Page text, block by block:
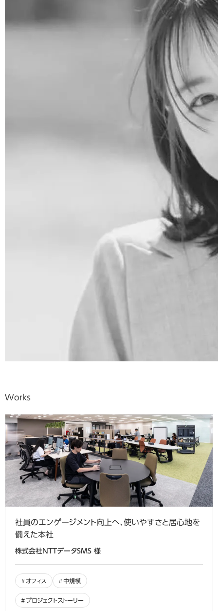
Works
社員のエンゲージメント向上へ、使いやすさと居心地を
備えた本社
株式会社NTTデータSMS 様
オフィス 中規模
プロジェクトストーリー